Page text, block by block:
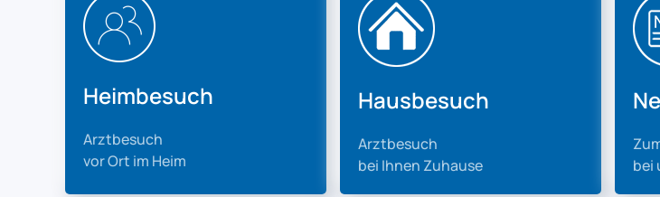
Heimbesuch
Arztbesuch
vor Ort im Heim
Hausbesuch
Arztbesuch
bei Ihnen Zuhause
bei